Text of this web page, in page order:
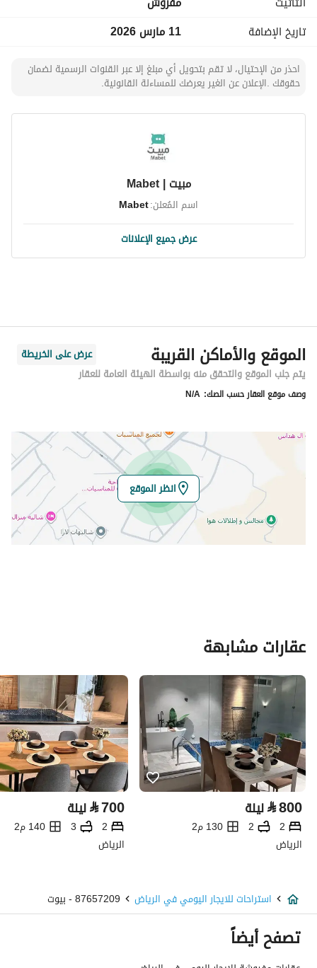
تاريخ الإضافة
11 مارس 2026
احذر من الإحتيال، لا تقم بتحويل أي مبلغ إلا عبر القنوات الرسمية لضمان
حقوقك .الإعلان عن الغير يعرضك للمساءلة القانونية.
مبيت | Mabet
اسم المُعلن:Mabet
عرض جميع الإعلانات
الموقع والأماكن القريبة
عرض على الخريطة
يتم جلب الموقع والتحقق منه بواسطة الهيئة العامة للعقار
وصف موقع العقار حسب الصك: N/A
انظر الموقع
عقارات مشابهة
⃁800 ليلة
2
2
130 م2
الرياض
⃁700 ليلة
2
3
140 م2
الرياض
استراحات للايجار اليومي في الرياض 87657209 - بيوت
تصفح أيضاً